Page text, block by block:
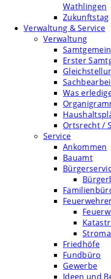
Wathlingen
Zukunftstag
Verwaltung & Service
Verwaltung
Erster
Was
Ortsrecht /
Service
Ankommen
Bauamt
Friedhöfe
Fundbüro
Gewerbe
Ideen und